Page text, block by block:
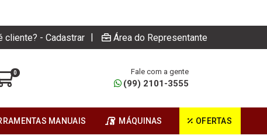
cliente? - Cadastrar | Área do Representante
0 Fale com a gente
(99) 2101-3555
MANUAIS MÁQUINAS OFERTAS